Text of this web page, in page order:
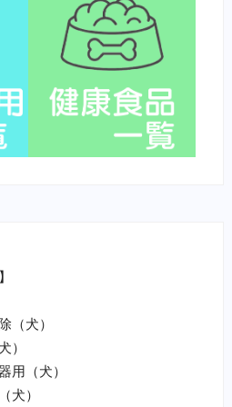
（犬）
）
用（犬）
犬）